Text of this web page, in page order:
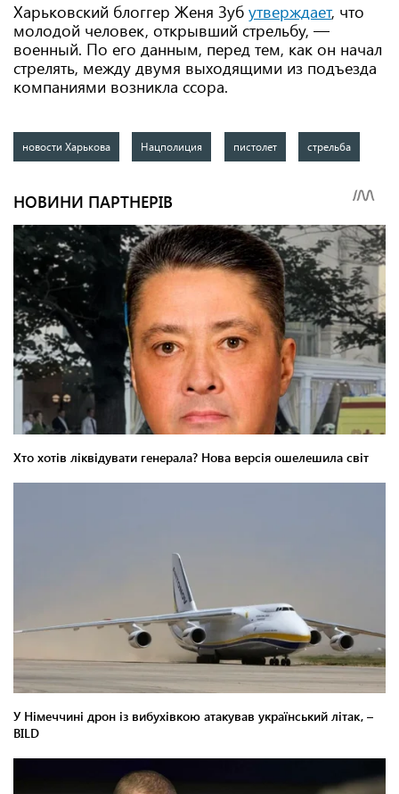
Харьковский блоггер Женя Зуб утверждает, что
молодой человек, открывший стрельбу, —
военный. По его данным, перед тем, как он начал
стрелять, между двумя выходящими из подъезда
компаниями возникла ссора.
новости Харькова Нацполиция пистолет стрельба